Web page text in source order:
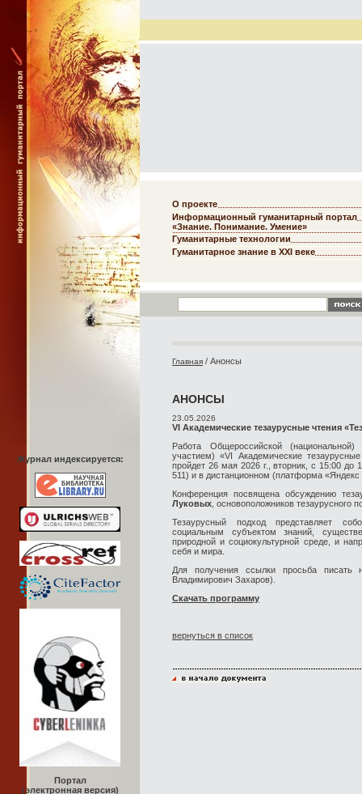
Журнал индексируется:
Портал
(электронная версия)
О проекте
Информационный гуманитарный портал
«Знание. Понимание. Умение»
Гуманитарные технологии
Гуманитарное знание в XXI веке
Главная / Анонсы
АНОНСЫ
23.05.2026
VI Академические тезаурусные чтения
Работа Общероссийской
участием) «VI Академические
пройдет 26 мая 2026 г., вторник, с 15:00
511) и в дистанционном (платформа
Конференция посвящена обсуждению
Луковых , основоположников тезаурусного
Тезаурусный подход представляет
социальным субъектом знаний,
природной и социокультурной среде, и
себя и мира.
Для получения ссылки просьба
Владимирович Захаров).
Скачать программу
вернуться в список